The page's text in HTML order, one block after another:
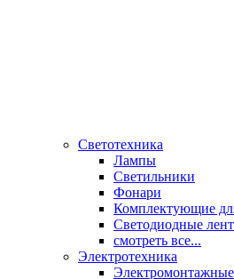
Светотехника
Лампы
Светильники
Фонари
Комплектующие
Светодиодные
смотреть все...
Электротехника